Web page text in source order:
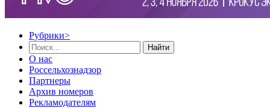
Рубрики>
Найти
О нас
Россельхознадзор
Партнеры
Архив номеров
Рекламодателям